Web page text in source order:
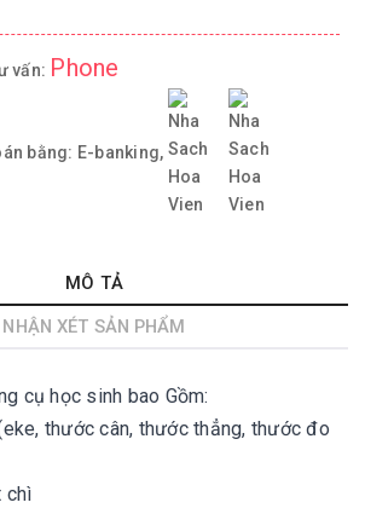
vấn: Phone
bằng: E-banking,
MÔ TẢ
NHẬN XÉT SẢN PHẨM
cụ học sinh bao Gồm:
thước cân, thước thẳng, thước đo
chì